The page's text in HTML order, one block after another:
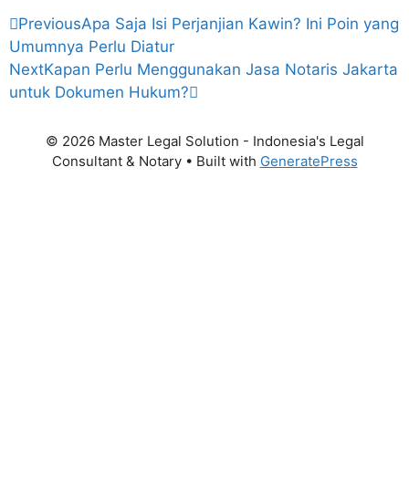
PreviousApa Saja Isi Perjanjian Kawin? Ini Poin yang
Umumnya Perlu Diatur
NextKapan Perlu Menggunakan Jasa Notaris Jakarta
untuk Dokumen Hukum?
© 2026 Master Legal Solution - Indonesia's Legal
Consultant & Notary• Built with GeneratePress